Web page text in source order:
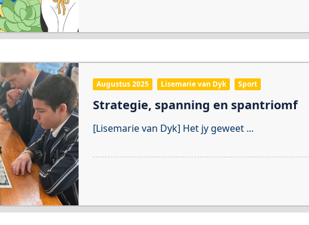
Augustus 2025 Lisemarie van Dyk Sport
Strategie, spanning en spantriomf
[Lisemarie van Dyk] Het jy geweet ...